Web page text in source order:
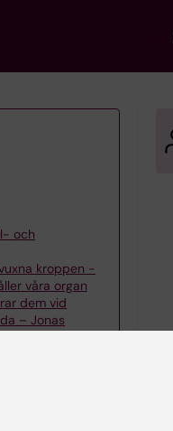
och
kroppen -
våra organ
dem vid
– Jonas